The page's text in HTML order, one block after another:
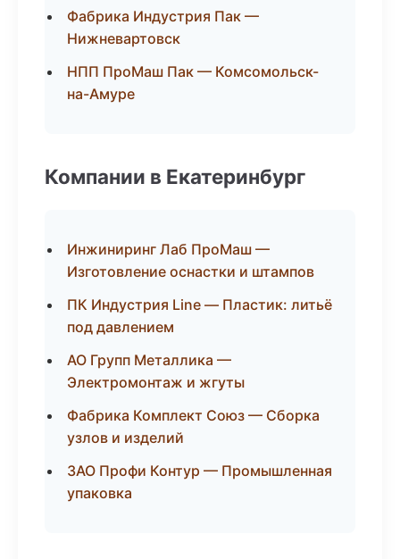
Фабрика Индустрия Пак —
Нижневартовск
НПП ПроМаш Пак — Комсомольск-
на-Амуре
Компании в Екатеринбург
Инжиниринг Лаб ПроМаш —
Изготовление оснастки и штампов
ПК Индустрия Line — Пластик: литьё
под давлением
АО Групп Металлика —
Электромонтаж и жгуты
Фабрика Комплект Союз — Сборка
узлов и изделий
ЗАО Профи Контур — Промышленная
упаковка